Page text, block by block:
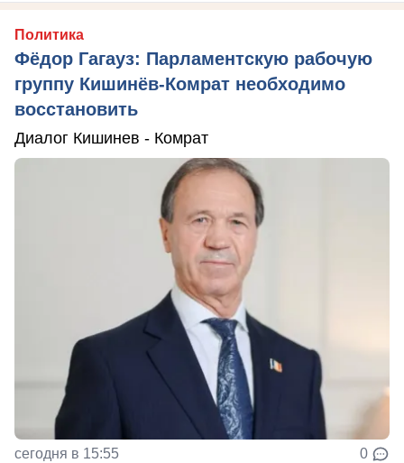
Политика
Фёдор Гагауз: Парламентскую рабочую
группу Кишинёв-Комрат необходимо
восстановить
Диалог Кишинев - Комрат
сегодня в 15:55 0